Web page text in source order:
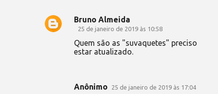
Bruno Almeida
25 de janeiro de 2019 às 10:58
Quem são as "suvaquetes" preciso
estar atualizado.
Anônimo 25 de janeiro de 2019 às 17:04